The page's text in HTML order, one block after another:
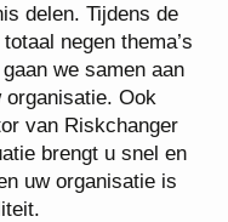
delen. Tijdens de
negen thema’s
we samen aan
Ook
van Riskchanger
brengt u snel en
uw organisatie is